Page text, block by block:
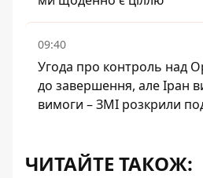
09:40
Угода про контроль над
до завершення, але Іран
вимоги – ЗМІ розкрили
ЧИТАЙТЕ ТАКОЖ: